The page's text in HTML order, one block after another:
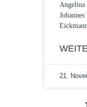
Angelina
21.